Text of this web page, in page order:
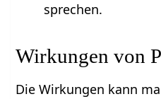
sprechen.
Wirkungen von
Die Wirkungen kann